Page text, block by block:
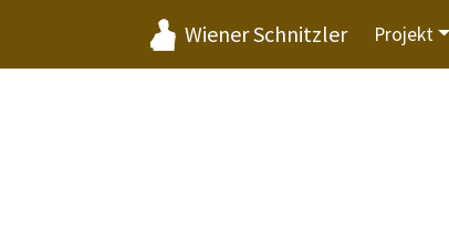
Wiener Schnitzler Projekt